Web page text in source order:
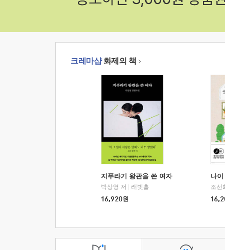
크레마샵화제의 책
지푸라기 왕관을 쓴 여자
박상영 저
래빗홀
16,920원
나
조선